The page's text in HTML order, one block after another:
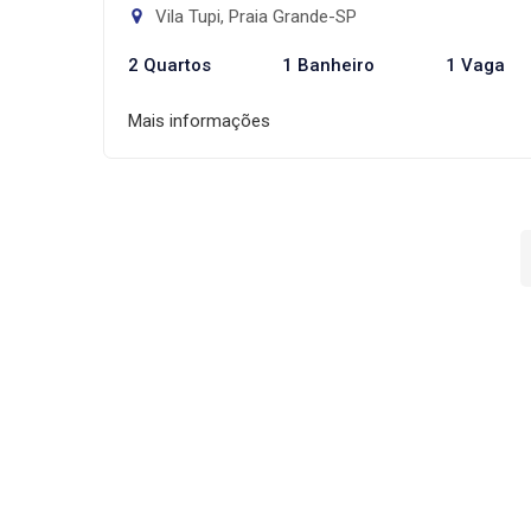
Vila Tupi, Praia Grande-SP
2 Quartos 1 Banheiro 1 Vaga
Mais informações